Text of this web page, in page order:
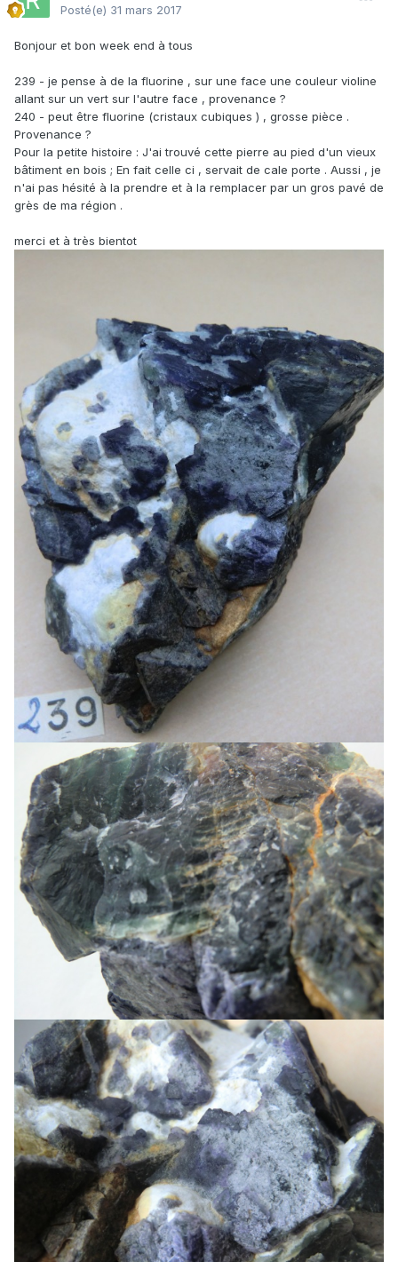
Posté(e) 31 mars 2017
Bonjour et bon week end à tous
239 - je pense à de la fluorine , sur une face une couleur violine
allant sur un vert sur l'autre face , provenance ?
240 - peut être fluorine (cristaux cubiques ) , grosse pièce .
Provenance ?
Pour la petite histoire : J'ai trouvé cette pierre au pied d'un vieux
bâtiment en bois ; En fait celle ci , servait de cale porte . Aussi , je
n'ai pas hésité à la prendre et à la remplacer par un gros pavé de
grès de ma région .
merci et à très bientot